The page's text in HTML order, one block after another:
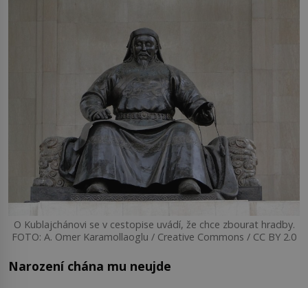
O Kublajchánovi se v cestopise uvádí, že chce zbourat hradby.
FOTO: A. Omer Karamollaoglu / Creative Commons / CC BY 2.0
Narození chána mu neujde